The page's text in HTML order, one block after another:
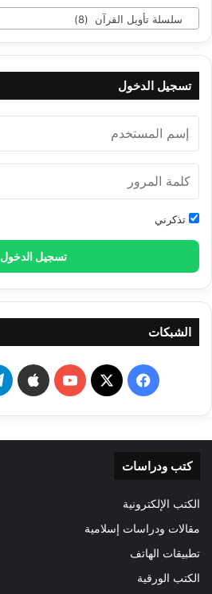
سلسلة تأويل القرآن (8)
تسجيل الدخول
تذكرني
تسجيل الدخول
الشبكات
فيسبوك
‫X
‫YouTube
كتب ودراسات
الكتب الإلكترونية
مقالات ودراسات إسلامية
تطبيقات الهاتف
الكتب الورقية